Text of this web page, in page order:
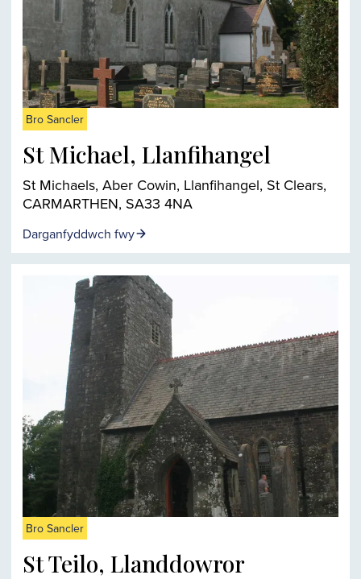
Bro Sancler
St Michael, Llanfihangel
St Michaels, Aber Cowin, Llanfihangel, St Clears,
CARMARTHEN, SA33 4NA
Darganfyddwch fwy
Bro Sancler
St Teilo, Llanddowror